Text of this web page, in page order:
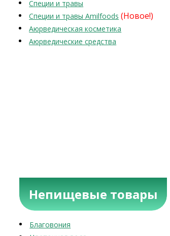
Специи и травы
Специи и травы Amilfoods (Новое!)
Аюрведическая косметика
Аюрведические средства
Непищевые товары
Благовония